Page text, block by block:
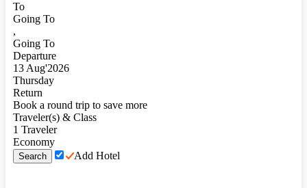
To
Going To
,
Going To
Departure
13 Aug'2026
Thursday
Return
Book a round trip to save more
Traveler(s) & Class
1 Traveler
Economy
Search Add Hotel